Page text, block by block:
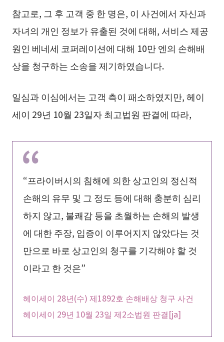
참고로, 그 후 고객 중 한 명은, 이 사건에서 자신과
자녀의 개인 정보가 유출된 것에 대해, 서비스 제공
원인 베네세 코퍼레이션에 대해 10만 엔의 손해배
상을 청구하는 소송을 제기하였습니다.
일심과 이심에서는 고객 측이 패소하였지만, 헤이
세이 29년 10월 23일자 최고법원 판결에 따라,
“프라이버시의 침해에 의한 상고인의 정신적
손해의 유무 및 그 정도 등에 대해 충분히 심리
하지 않고, 불쾌감 등을 초월하는 손해의 발생
에 대한 주장, 입증이 이루어지지 않았다는 것
만으로 바로 상고인의 청구를 기각해야 할 것
이라고 한 것은”
헤이세이 28년(수) 제1892호 손해배상 청구 사건
헤이세이 29년 10월 23일 제2소법원 판결[ja]